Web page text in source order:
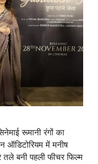
रूमानी रंगों का
ऑडिटोरियम में मनीष
बनी पहली फीचर फिल्म